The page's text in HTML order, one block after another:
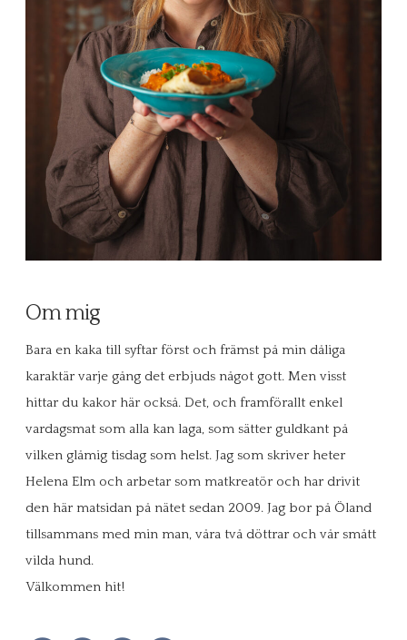
Om mig
Bara en kaka till syftar först och främst på min dåliga
karaktär varje gång det erbjuds något gott. Men visst
hittar du kakor här också. Det, och framförallt enkel
vardagsmat som alla kan laga, som sätter guldkant på
vilken glåmig tisdag som helst. Jag som skriver heter
Helena Elm och arbetar som matkreatör och har drivit
den här matsidan på nätet sedan 2009. Jag bor på Öland
tillsammans med min man, våra två döttrar och vår smått
vilda hund.
Välkommen hit!